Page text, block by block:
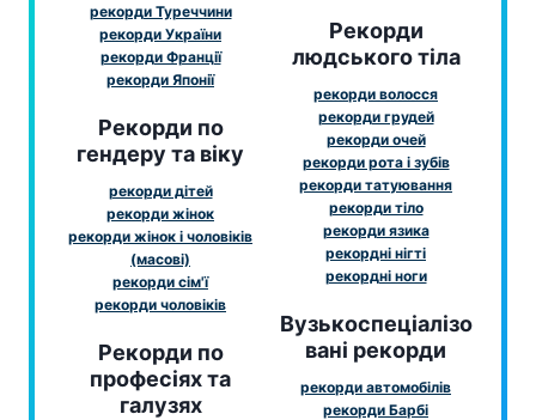
рекорди Туреччини
рекорди України
рекорди Франції
рекорди Японії
Рекорди по
гендеру та віку
рекорди дітей
рекорди жінок
рекорди жінок і чоловіків
(масові)
рекорди сім'ї
рекорди чоловіків
Рекорди по
професіях та
галузях
Рекорди
людського тіла
рекорди волосся
рекорди грудей
рекорди очей
рекорди рота і зубів
рекорди татуювання
рекорди тіло
рекорди язика
рекордні нігті
рекордні ноги
Вузькоспеціалізо
вані рекорди
рекорди автомобілів
рекорди Барбі